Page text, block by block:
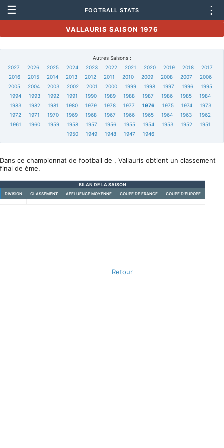
☰ FOOTBALL STATS ⋮
VALLAURIS SAISON 1976
Autres Saisons :
2027
2026 2025 2024 2023 2022 2021 2020 2019 2018
2017
2016
2015 2014 2013 2012 2011 2010 2009 2008 2007
2006
2005
2004 2003 2002 2001 2000 1999 1998 1997 1996
1995
1994
1993 1992 1991 1990 1989 1988 1987 1986 1985
1984
1983
1982 1981 1980 1979 1978 1977 1976 1975 1974
1973
1972
1971 1970 1969 1968 1967 1966 1965 1964 1963
1962
1961
1960 1959 1958 1957 1956 1955 1954 1953 1952
1951
1950
1949 1948 1947 1946
Dans ce championnat de football de , Vallauris obtient un classement
final de ème.
BILAN DE LA SAISON
DIVISION CLASSEMENT AFFLUENCE MOYENNE COUPE DE FRANCE COUPE D'EUROPE
Retour